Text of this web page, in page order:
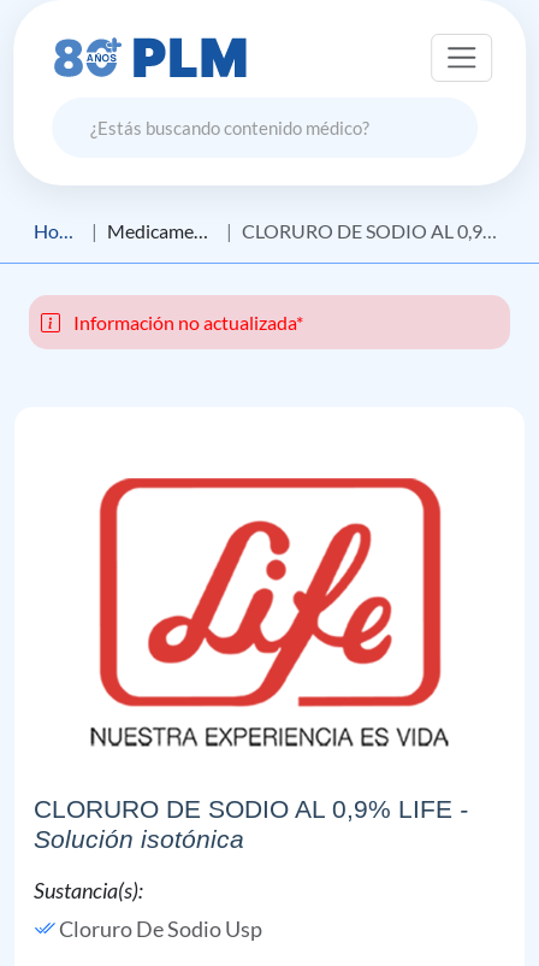
Home Medicamento CLORURO DE SODIO AL 0,9% LIFE
Información no actualizada*
CLORURO DE SODIO AL 0,9% LIFE -
Solución isotónica
Sustancia(s):
Cloruro De Sodio Usp